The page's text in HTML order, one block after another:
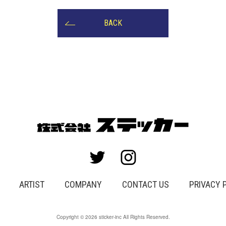
BACK
ARTIST COMPANY CONTACT US PRIVACY
Copyright © 2026 sticker-inc All Rights Reserved.